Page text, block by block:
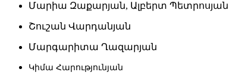
Մարիա Զաքարյան, Ալբերտ Պետրոսյան
Շուշան Վարդանյան
Մարգարիտա Ղազարյան
Կիմա Հարությունյան